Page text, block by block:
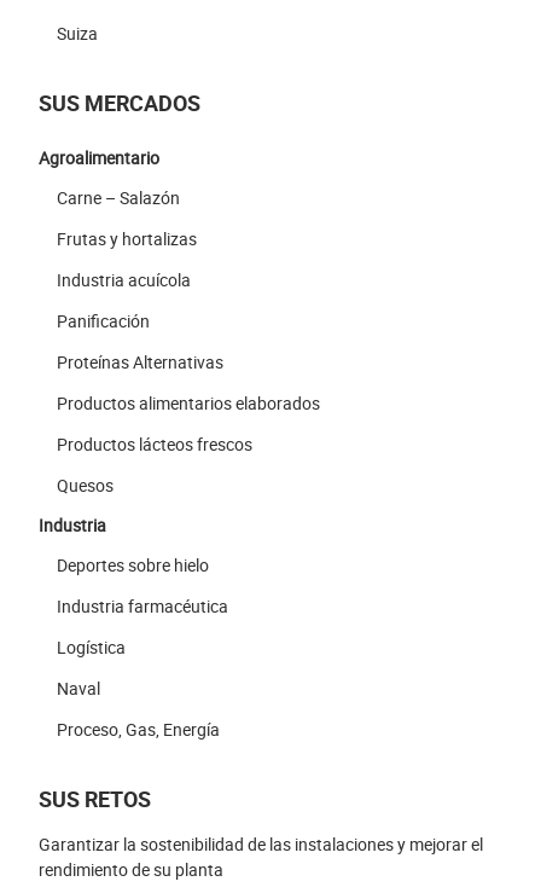
Suiza
SUS MERCADOS
Agroalimentario
Carne – Salazón
Frutas y hortalizas
Industria acuícola
Panificación
Proteínas Alternativas
Productos alimentarios elaborados
Productos lácteos frescos
Quesos
Industria
Deportes sobre hielo
Industria farmacéutica
Logística
Naval
Proceso, Gas, Energía
SUS RETOS
Garantizar la sostenibilidad de las instalaciones y mejorar el
rendimiento de su planta